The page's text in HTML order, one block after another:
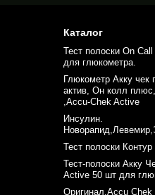
Каталог
Тест полоски On
для глюкометра.
Глюкометр Акку
актив, Он колл
,Accu-Chek Active
Инсулин.
Тест полоски
Тест-полоски Акку
Active 50 шт для
Оригинал.Accu Chek